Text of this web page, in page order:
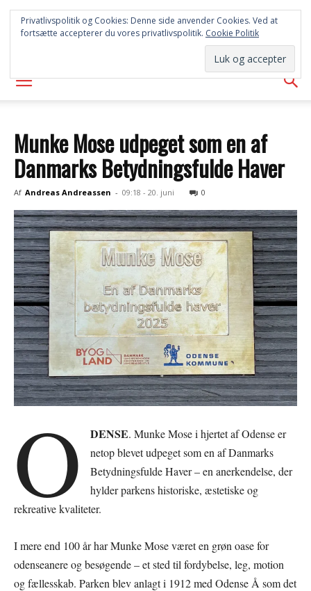
SYD
AVISEN
Munke Mose udpeget som en af
Danmarks Betydningsfulde Haver
Af Andreas Andreassen - 09:18 - 20. juni 0
O DENSE. Munke Mose i hjertet af Odense er
netop blevet udpeget som en af Danmarks
Betydningsfulde Haver – en anerkendelse, der
hylder parkens historiske, æstetiske og
rekreative kvaliteter.
I mere end 100 år har Munke Mose været en grøn oase for
odenseanere og besøgende – et sted til fordybelse, leg, motion
og fællesskab. Parken blev anlagt i 1912 med Odense Å som det
Privatlivspolitik og Cookies: Denne side anvender Cookies. Ved at
fortsætte accepterer du vores privatlivspolitik. Cookie Politik